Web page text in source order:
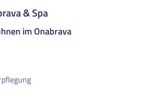
& Spa
im Onabrava